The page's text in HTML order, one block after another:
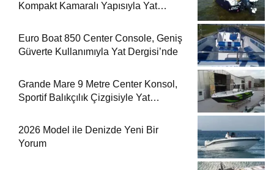
Kompakt Kamaralı Yapısıyla Yat
Euro Boat 850 Center Console, Geniş
Güverte Kullanımıyla Yat Dergisi’nde
Grande Mare 9 Metre Center Konsol,
Sportif Balıkçılık Çizgisiyle Yat
2026 Model ile Denizde Yeni Bir
Yorum